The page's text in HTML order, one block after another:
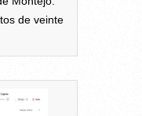
de veinte